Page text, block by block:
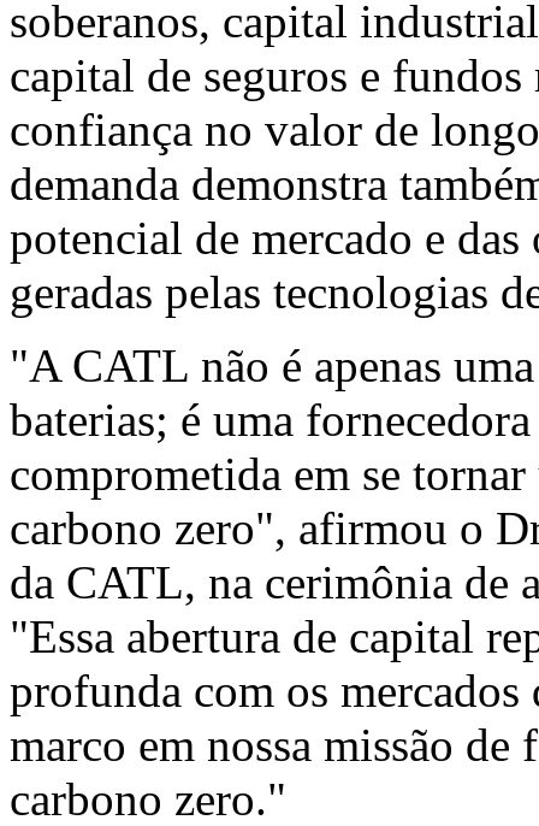
soberanos, capital
capital de seguros e
confiança no valor de
demanda demonstra
potencial de mercado e
geradas pelas tecnologias
"A CATL não é apenas
baterias; é uma
comprometida em se
carbono zero", afirmou o
da CATL, na cerimônia de
"Essa abertura de capital
profunda com os
marco em nossa missão
carbono zero."